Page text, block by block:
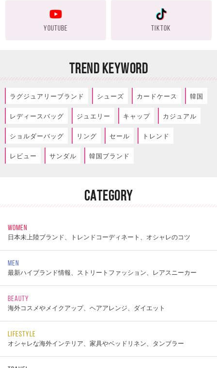
YOUTUBE TIKTOK
TREND KEYWORD
ラグジュアリーブランド シューズ カードケース 韓国
レディースバッグ ジュエリー キャップ カジュアル
ショルダーバッグ リング セール トレンド
レビュー サンダル 韓国ブランド
CATEGORY
WOMEN
日本未上陸ブランド、トレンドコーディネート、オシャレのコツ
MEN
最新ハイブランド情報、ストリートファッション、レアスニーカー
BEAUTY
海外コスメやメイクアップ、ヘアアレンジ、ダイエット
LIFESTYLE
オシャレな海外インテリア、家具やベッドリネン、タンブラー